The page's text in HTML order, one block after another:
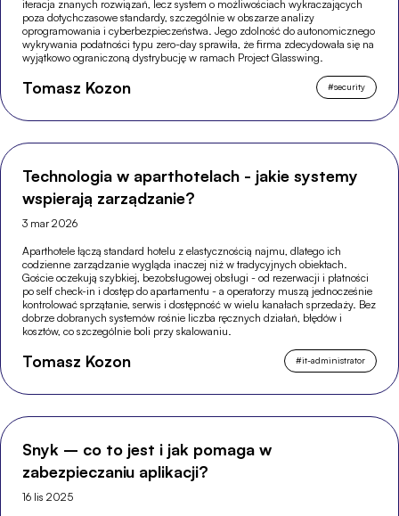
iteracja znanych rozwiązań, lecz system o możliwościach wykraczających
poza dotychczasowe standardy, szczególnie w obszarze analizy
oprogramowania i cyberbezpieczeństwa. Jego zdolność do autonomicznego
wykrywania podatności typu zero-day sprawiła, że firma zdecydowała się na
wyjątkowo ograniczoną dystrybucję w ramach Project Glasswing.
Tomasz Kozon #security
Technologia w aparthotelach - jakie systemy
wspierają zarządzanie?
3 mar 2026
Aparthotele łączą standard hotelu z elastycznością najmu, dlatego ich
codzienne zarządzanie wygląda inaczej niż w tradycyjnych obiektach.
Goście oczekują szybkiej, bezobsługowej obsługi - od rezerwacji i płatności
po self check-in i dostęp do apartamentu - a operatorzy muszą jednocześnie
kontrolować sprzątanie, serwis i dostępność w wielu kanałach sprzedaży. Bez
dobrze dobranych systemów rośnie liczba ręcznych działań, błędów i
kosztów, co szczególnie boli przy skalowaniu.
Tomasz Kozon #it-administrator
Snyk – co to jest i jak pomaga w
zabezpieczaniu aplikacji?
16 lis 2025